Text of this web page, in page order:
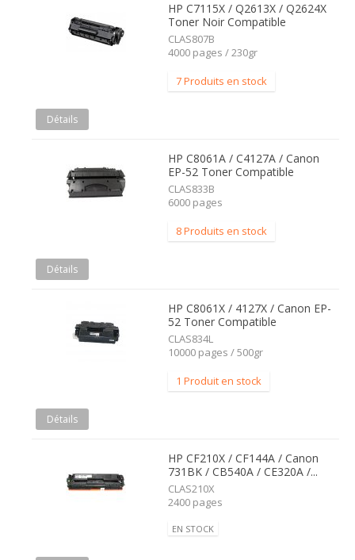
HP C7115X / Q2613X / Q2624X
Toner Noir Compatible
CLAS807B
4000 pages / 230gr
7 Produits en stock
Détails
HP C8061A / C4127A / Canon
EP-52 Toner Compatible
CLAS833B
6000 pages
8 Produits en stock
Détails
HP C8061X / 4127X / Canon EP-
52 Toner Compatible
CLAS834L
10000 pages / 500gr
1 Produit en stock
Détails
HP CF210X / CF144A / Canon
731BK / CB540A / CE320A /...
CLAS210X
2400 pages
EN STOCK